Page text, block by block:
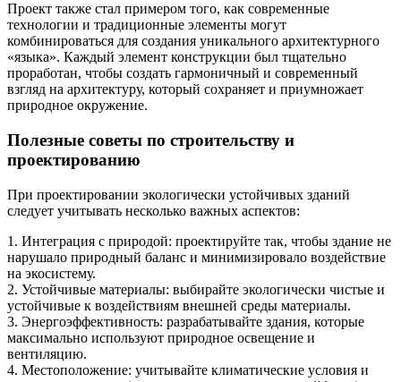
Проект также стал примером того, как современные
технологии и традиционные элементы могут
комбинироваться для создания уникального архитектурного
«языка». Каждый элемент конструкции был тщательно
проработан, чтобы создать гармоничный и современный
взгляд на архитектуру, который сохраняет и приумножает
природное окружение.
Полезные советы по строительству и
проектированию
При проектировании экологически устойчивых зданий
следует учитывать несколько важных аспектов:
1. Интеграция с природой: проектируйте так, чтобы здание не
нарушало природный баланс и минимизировало воздействие
на экосистему.
2. Устойчивые материалы: выбирайте экологически чистые и
устойчивые к воздействиям внешней среды материалы.
3. Энергоэффективность: разрабатывайте здания, которые
максимально используют природное освещение и
вентиляцию.
4. Местоположение: учитывайте климатические условия и